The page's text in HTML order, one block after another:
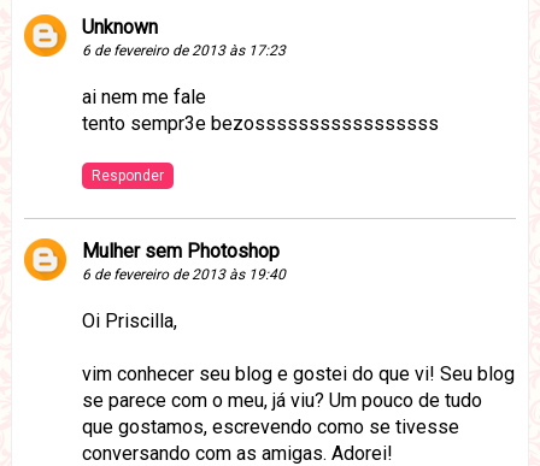
Unknown
6 de fevereiro de 2013 às 17:23
ai nem me fale
tento sempr3e bezosssssssssssssssss
Responder
Mulher sem Photoshop
6 de fevereiro de 2013 às 19:40
Oi Priscilla,
vim conhecer seu blog e gostei do que vi! Seu blog
se parece com o meu, já viu? Um pouco de tudo
que gostamos, escrevendo como se tivesse
conversando com as amigas. Adorei!